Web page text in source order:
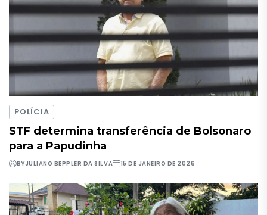
POLÍCIA
STF determina transferência de Bolsonaro
para a Papudinha
BYJULIANO BEPPLER DA SILVA 15 DE JANEIRO DE 2026